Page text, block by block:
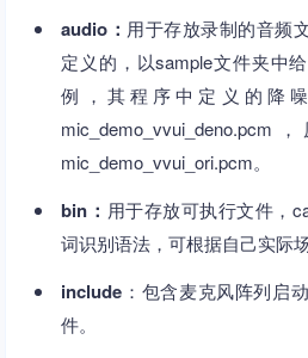
audio： 用于存放录制的音频
定义的，以sample文件夹中
例，其程序中定义的降
mic_demo_vvui_ori.pcm。
bin： 用于存放可执行文件，
词识别语法，可根据自己实际
include ：包含麦克风阵列启
件。